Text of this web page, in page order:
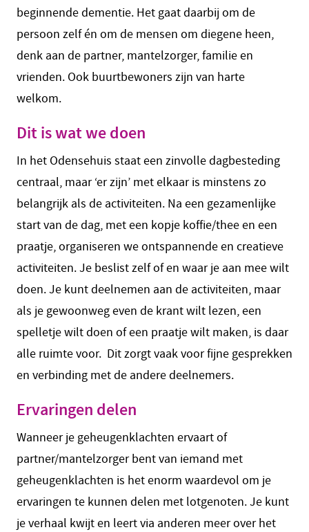
beginnende dementie. Het gaat daarbij om de
persoon zelf én om de mensen om diegene heen,
denk aan de partner, mantelzorger, familie en
vrienden. Ook buurtbewoners zijn van harte
welkom.
Dit is wat we doen
In het Odensehuis staat een zinvolle dagbesteding
centraal, maar ‘er zijn’ met elkaar is minstens zo
belangrijk als de activiteiten. Na een gezamenlijke
start van de dag, met een kopje koffie/thee en een
praatje, organiseren we ontspannende en creatieve
activiteiten. Je beslist zelf of en waar je aan mee wilt
doen. Je kunt deelnemen aan de activiteiten, maar
als je gewoonweg even de krant wilt lezen, een
spelletje wilt doen of een praatje wilt maken, is daar
alle ruimte voor. Dit zorgt vaak voor fijne gesprekken
en verbinding met de andere deelnemers.
Ervaringen delen
Wanneer je geheugenklachten ervaart of
partner/mantelzorger bent van iemand met
geheugenklachten is het enorm waardevol om je
ervaringen te kunnen delen met lotgenoten. Je kunt
je verhaal kwijt en leert via anderen meer over het